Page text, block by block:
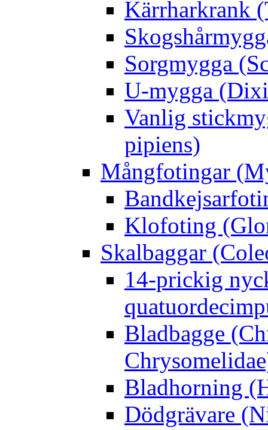
Kärrharkrank
Sorgmygga
U-mygga
Vanlig
pipiens)
Mångfotingar
Klofoting
Skalbaggar
14-prickig
Bladbagge
Bladhorning
Dödgrävare